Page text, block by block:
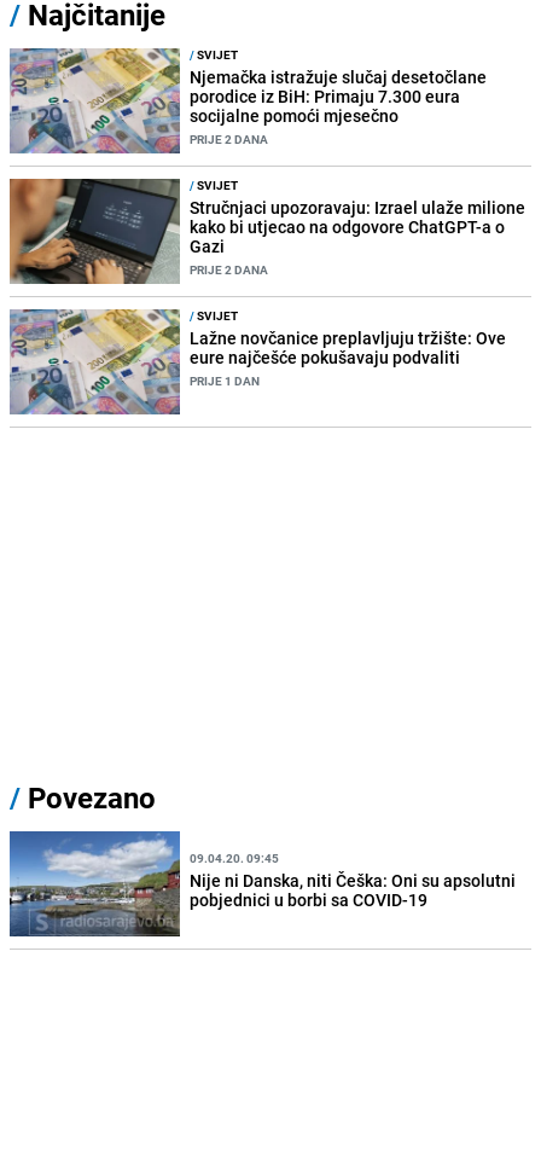
/ Najčitanije
/SVIJET
Njemačka istražuje slučaj desetočlane
porodice iz BiH: Primaju 7.300 eura
socijalne pomoći mjesečno
PRIJE 2 DANA
/SVIJET
Stručnjaci upozoravaju: Izrael ulaže milione
kako bi utjecao na odgovore ChatGPT-a o
Gazi
PRIJE 2 DANA
/SVIJET
Lažne novčanice preplavljuju tržište: Ove
eure najčešće pokušavaju podvaliti
PRIJE 1 DAN
/ Povezano
09.04.20. 09:45
Nije ni Danska, niti Češka: Oni su apsolutni
pobjednici u borbi sa COVID-19